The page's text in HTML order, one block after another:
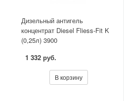
Дизельный антигель
концентрат Diesel Fliess-Fit K
(0,25л) 3900
1 332 руб.
В корзину